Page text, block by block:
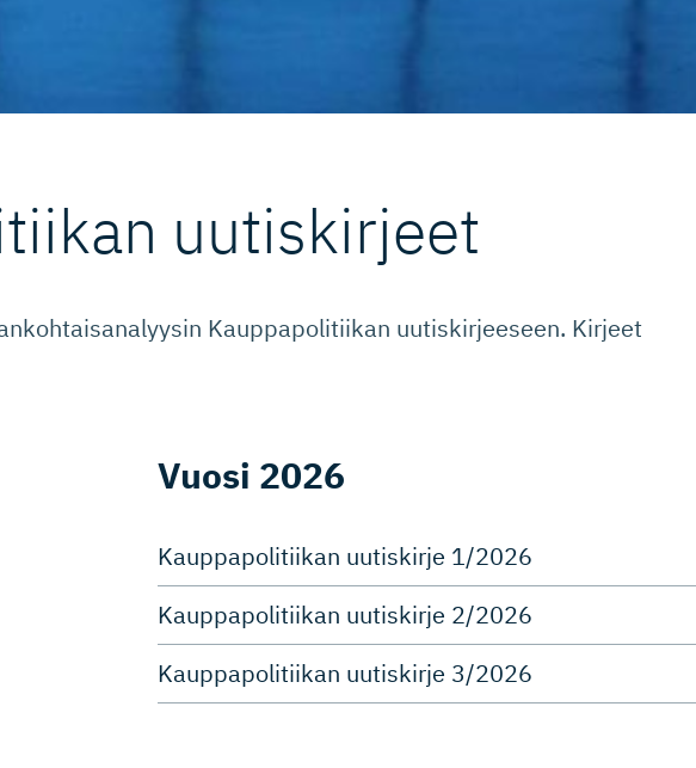
uutiskirjeet
Kauppapolitiikan uutiskirjeeseen. Kirjeet
Vuosi 2026
Kauppapolitiikan uutiskirje 1/2026
Kauppapolitiikan uutiskirje 2/2026
Kauppapolitiikan uutiskirje 3/2026